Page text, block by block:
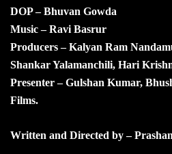
DOP – Bhuvan Gowda
Music – Ravi Basrur
Producers – Kalyan Ram
Shankar Yalamanchili, Hari
Presenter – Gulshan Kumar,
Films.
Written and Directed by –